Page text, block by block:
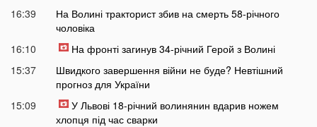
16:39
На Волині тракторист збив на смерть 58-річного
чоловіка
16:10
На фронті загинув 34-річний Герой з Волині
15:37
Швидкого завершення війни не буде? Невтішний
прогноз для України
15:09
У Львові 18-річний волинянин вдарив ножем
хлопця під час сварки